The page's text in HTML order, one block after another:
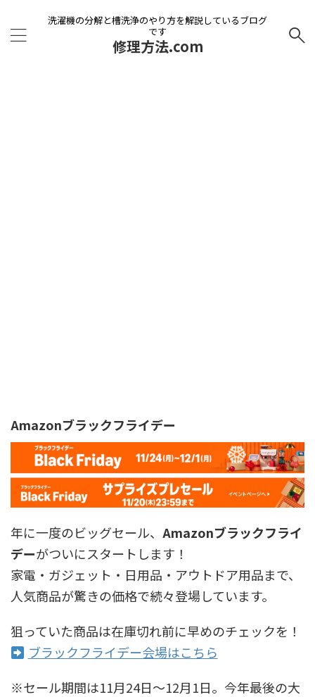
洗濯機の分解と槽洗浄のやり方を解説しているブログ
です
修理方法.com
Amazonブラックフライデー
年に一度のビッグセール、 Amazonブラックフライ
デーがついにスタートします！
家電・ガジェット・日用品・アウトドア用品まで、
人気商品が驚きの価格で続々登場しています。
狙っていた商品は在庫切れ前に早めのチェックを！
ブラックフライデー会場はこちら
※セール期間は11月24日〜12月1日。今年最後の大